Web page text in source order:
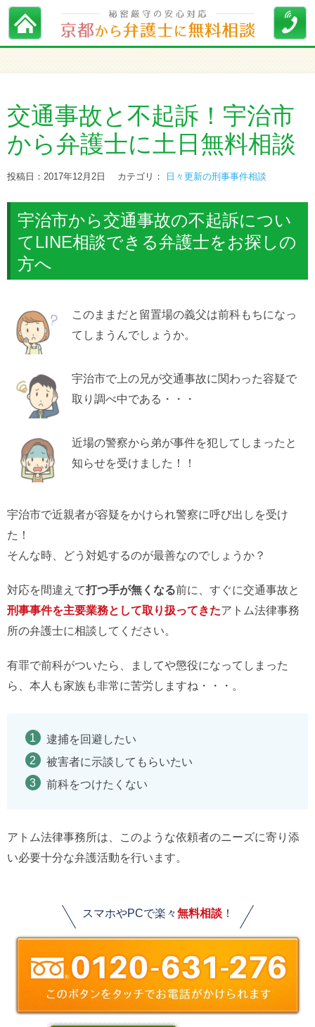
交通事故と不起訴！宇治市
から弁護士に土日無料相談
投稿日：2017年12月2日 カテゴリ： 日々更新の刑事事件相談
宇治市から交通事故の不起訴につい
てLINE相談できる弁護士をお探しの
方へ
このままだと留置場の義父は前科もちになっ
てしまうんでしょうか。
宇治市で上の兄が交通事故に関わった容疑で
取り調べ中である・・・
近場の警察から弟が事件を犯してしまったと
知らせを受けました！！
宇治市で近親者が容疑をかけられ警察に呼び出しを受け
た！
そんな時、どう対処するのが最善なのでしょうか？
対応を間違えて打つ手が無くなる前に、すぐに交通事故と
刑事事件を主要業務として取り扱ってきたアトム法律事務
所の弁護士に相談してください。
有罪で前科がついたら、ましてや懲役になってしまった
ら、本人も家族も非常に苦労しますね・・・。
逮捕を回避したい
被害者に示談してもらいたい
前科をつけたくない
アトム法律事務所は、このような依頼者のニーズに寄り添
い必要十分な弁護活動を行います。
スマホやPCで楽々無料相談！